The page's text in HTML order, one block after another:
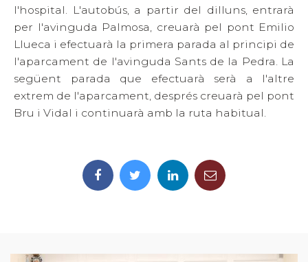
l'hospital. L'autobús, a partir del dilluns, entrarà
per l'avinguda Palmosa, creuarà pel pont Emilio
Llueca i efectuarà la primera parada al principi de
l'aparcament de l'avinguda Sants de la Pedra. La
següent parada que efectuarà serà a l'altre
extrem de l'aparcament, després creuarà pel pont
Bru i Vidal i continuarà amb la ruta habitual.